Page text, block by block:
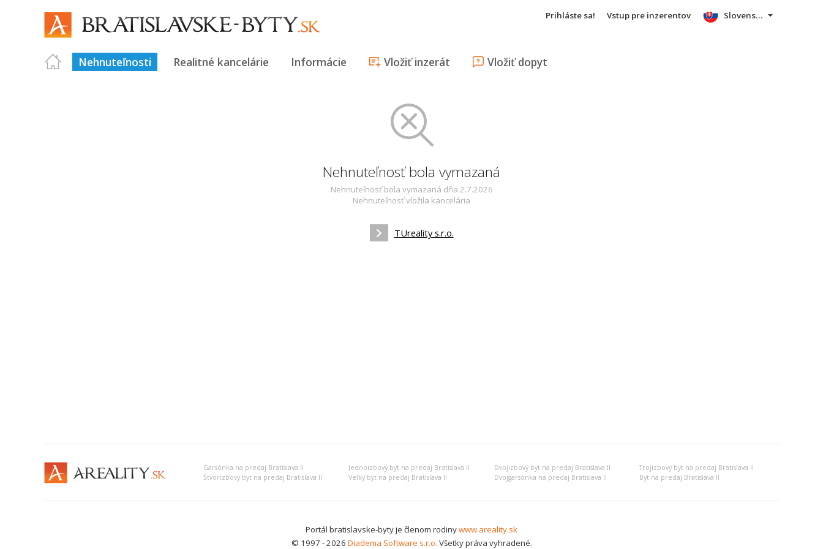
Prihláste sa! Vstup pre inzerentov
Nehnuteľnosti Realitné kancelárie Informácie Vložiť inzerát Vložiť dopyt
Slovensky
Nehnuteľnosť bola vymazaná
Nehnuteľnosť bola vymazaná dňa 2.7.2026
Nehnuteľnosť vložila kancelária
TUreality s.r.o.
Garsónka na predaj Bratislava II Jednoizbový byt na predaj Bratislava II Dvojizbový byt na predaj Bratislava II
Trojizbový byt na predaj Bratislava II
Štvorizbový byt na predaj Bratislava II
Veľký byt na predaj Bratislava II Dvojgarsónka na predaj Bratislava II Byt na predaj Bratislava II
Portál bratislavske-byty je členom rodinywww.areality.sk
© 1997 - 2026 Diadema Software s.r.o. Všetky práva vyhradené.